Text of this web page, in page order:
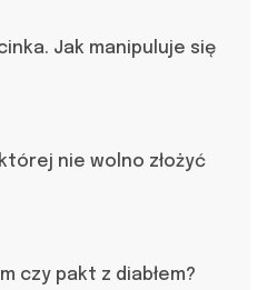
Jak manipuluje się
której nie wolno złożyć
czy pakt z diabłem?